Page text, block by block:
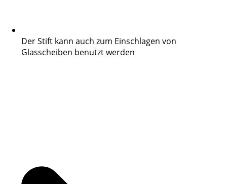
Der Stift kann auch zum Einschlagen von
Glasscheiben benutzt werden